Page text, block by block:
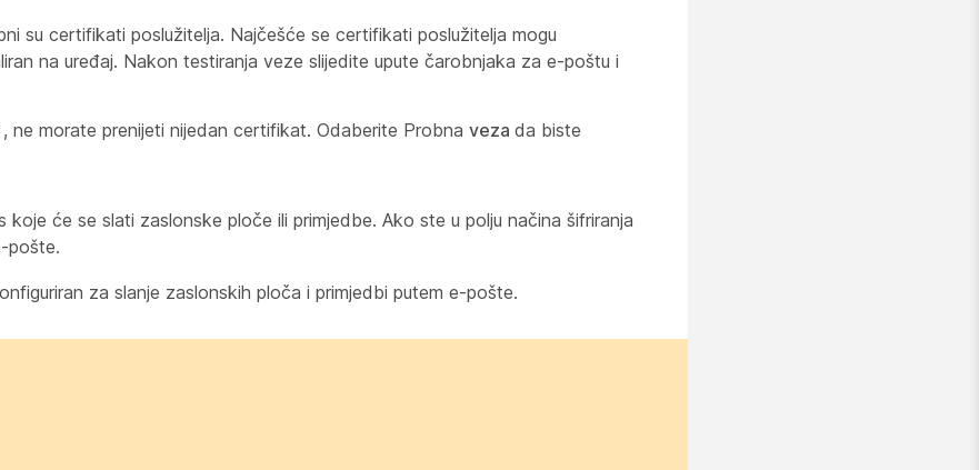
su certifikati poslužitelja. Najčešće se certifikati poslužitelja mogu
na uređaj. Nakon testiranja veze slijedite upute čarobnjaka za e-poštu i
, ne morate prenijeti nijedan certifikat. Odaberite Probna veza da biste
će se slati zaslonske ploče ili primjedbe. Ako ste u polju načina šifriranja
pošte.
za slanje zaslonskih ploča i primjedbi putem e-pošte.